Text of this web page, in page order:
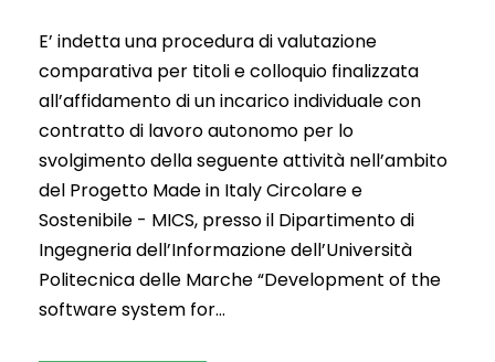
E’ indetta una procedura di valutazione
comparativa per titoli e colloquio finalizzata
all’affidamento di un incarico individuale con
contratto di lavoro autonomo per lo
svolgimento della seguente attività nell’ambito
del Progetto Made in Italy Circolare e
Sostenibile - MICS, presso il Dipartimento di
Ingegneria dell’Informazione dell’Università
Politecnica delle Marche “Development of the
software system for...